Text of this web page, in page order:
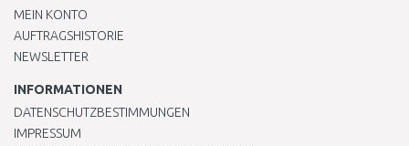
MEIN KONTO
AUFTRAGSHISTORIE
NEWSLETTER
INFORMATIONEN
DATENSCHUTZBESTIMMUNGEN
IMPRESSUM